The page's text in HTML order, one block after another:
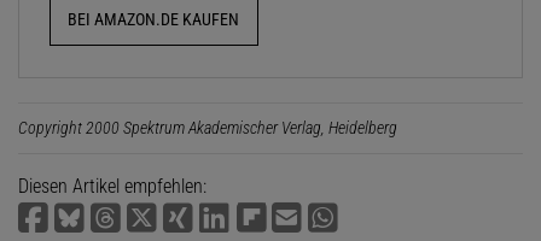
BEI AMAZON.DE KAUFEN
Copyright 2000 Spektrum Akademischer Verlag, Heidelberg
Diesen Artikel empfehlen: